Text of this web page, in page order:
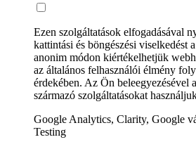
Ezen szolgáltatások elfogadásával
kattintási és böngészési viselkedést
anonim módon kiértékelhetjük
az általános felhasználói élmény
érdekében. Az Ön beleegyezésével
származó szolgáltatásokat
Google Analytics, Clarity, Google
Testing